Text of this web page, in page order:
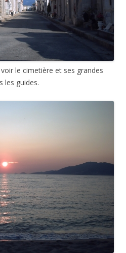
le cimetière et ses grandes
les guides.